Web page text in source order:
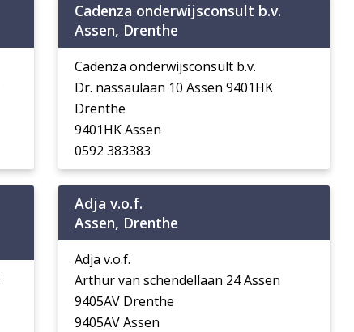
Cadenza onderwijsconsult b.v.
Assen, Drenthe
Cadenza onderwijsconsult b.v.
Dr. nassaulaan 10 Assen 9401HK
Drenthe
9401HK Assen
0592 383383
Adja v.o.f.
Assen, Drenthe
Adja v.o.f.
Arthur van schendellaan 24 Assen
9405AV Drenthe
9405AV Assen